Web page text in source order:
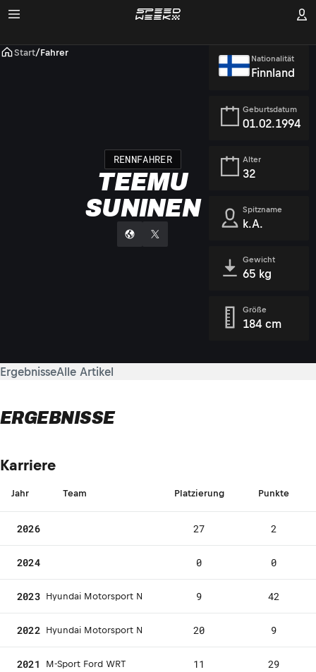
Start/Fahrer
RENNFAHRER
TEEMU
SUNINEN
Nationalität
Finnland
Geburtsdatum
01.02.1994
Alter
32
Spitzname
k.A.
Gewicht
65 kg
Größe
184 cm
ErgebnisseAlle Artikel
ERGEBNISSE
Karriere
Jahr Team Platzierung Punkte
2026 27 2
2024 0 0
2023 Hyundai Motorsport N 9 42
2022 Hyundai Motorsport N 20 9
2021 M-Sport Ford WRT 11 29